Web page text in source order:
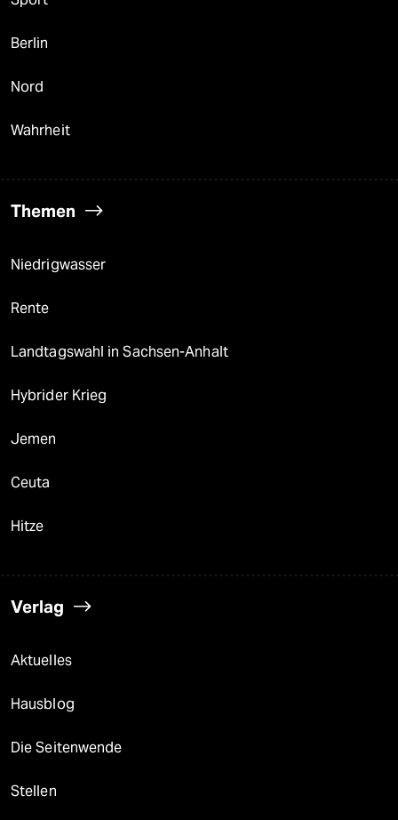
Berlin
Nord
Wahrheit
Themen
Niedrigwasser
Rente
Landtagswahl in Sachsen-Anhalt
Hybrider Krieg
Jemen
Ceuta
Hitze
Verlag
Aktuelles
Hausblog
Die Seitenwende
Stellen